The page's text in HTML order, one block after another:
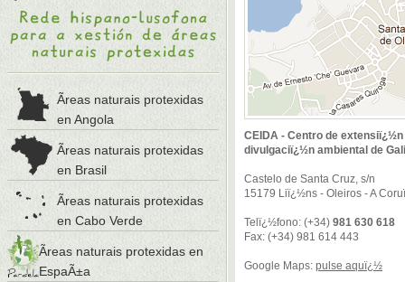
Ãreas naturais protexidas
en Angola
Ãreas naturais protexidas
en Brasil
Ãreas naturais protexidas
en Cabo Verde
Ãreas naturais protexidas en
EspaÃ±a
CEIDA - Centro de
divulgaciï¿½n ambiental de
Castelo de Santa Cruz, s/n
15179 Liï¿½ns - Oleiros - A
Telï¿½fono: (+34) 981 630 618
Fax: (+34) 981 614 443
Google Maps: pulse aquï¿½